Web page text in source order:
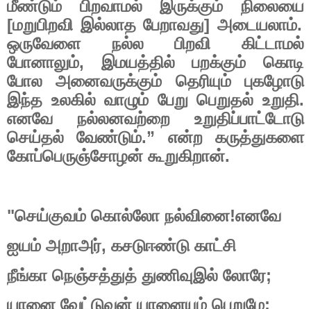
மீண்டும்
பிறவாமல் இருக்கும்
நிலையை
[மறுபிறவி இல்லாத பேறாவது] அடையலாம்.
ஒருவேளை
நல்ல பிறவி
கிட்டாமல்
போனாலும், இமயத்தில் பறக்கும்
கொடி
போல
அனைவருக்கும் தெரியும்
புகழோடு
இந்த உலகில் வாழும் பேறு பெறுதல் உறுதி.
எனவே
நல்லனவற்றை
உறுதிப்பாட்டோடு
செய்தல்
வேண்டும்.” என்ற
கருத்துகளை
கோப்பெருஞ்சோழன் கூறுகிறான்.
"செய்குவம் கொல்லோ நல்வினை!எனவே
ஐயம் அறாஅர், கசடுஈண்டு காட்சி
நீங்கா நெஞ்சத்துத் துணிவுஇல் லோரே;
யானை வேட்டுவன் யானையும் பெறுமே;